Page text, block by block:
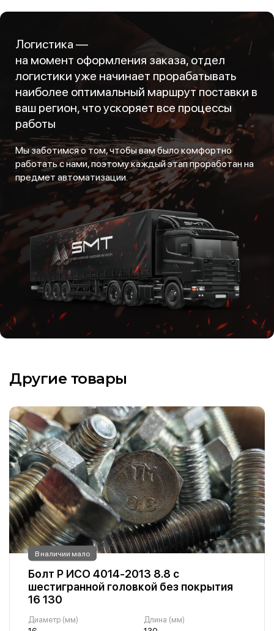
Логистика —
на момент оформления заказа, отдел
логистики уже начинает прорабатывать
наиболее оптимальный маршрут поставки в
ваш регион, что ускоряет все процессы
работы
Мы заботимся о том, чтобы вам было комфортно
работать с нами, поэтому каждый этап проработан на
предмет автоматизации.
Другие товары
В наличии мало
Болт Р ИСО 4014-2013 8.8 с
шестигранной головкой без покрытия
16 130
Диаметр (мм)
Длина (мм)